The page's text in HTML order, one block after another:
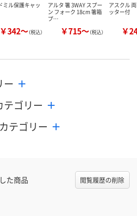
ミル保護キャッ
￥342～（税込）
アルタ 箸 3WAY スプー
ン フォーク 18cm 箸箱
プ…
￥715～（税込）
アスクル
ッター付
￥
ー
テゴリー
テゴリー
た商品 閲覧履歴の削除